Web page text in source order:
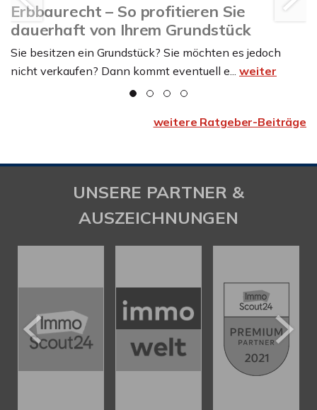
Erbbaurecht – So profitieren Sie
dauerhaft von Ihrem Grundstück
Sie besitzen ein Grundstück? Sie möchten es jedoch
nicht verkaufen? Dann kommt eventuell e... weiter
weitere Ratgeber-Beiträge
UNSERE PARTNER &
AUSZEICHNUNGEN